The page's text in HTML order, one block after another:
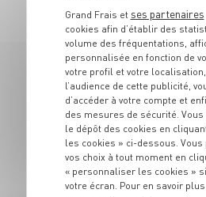
perspectives d’évolution !
32
EN SECOND DE
Grand Frais et ses partenaires
cookies afin d’établir des
volume des fréquentations,
personnalisée en fonction de
votre profil et votre
l’audience de cette publicité,
d’accéder à votre compte et
des mesures de sécurité.
le dépôt des cookies en
les cookies » ci-dessous.
vos choix à tout moment en
« personnaliser les cookies »
votre écran. Pour en savoir